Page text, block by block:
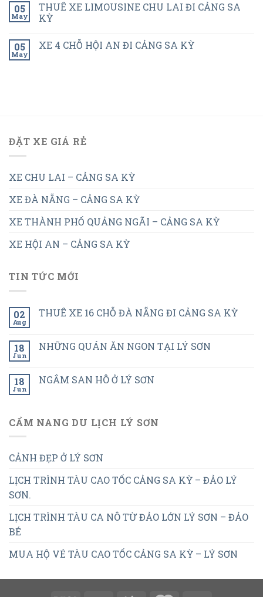
05
May
THUÊ XE LIMOUSINE CHU LAI ĐI CẢNG SA
KỲ
05
May
XE 4 CHỖ HỘI AN ĐI CẢNG SA KỲ
ĐẶT XE GIÁ RẺ
XE CHU LAI – CẢNG SA KỲ
XE ĐÀ NẴNG – CẢNG SA KỲ
XE THÀNH PHỐ QUẢNG NGÃI – CẢNG SA KỲ
XE HỘI AN – CẢNG SA KỲ
TIN TỨC MỚI
02
Aug
THUÊ XE 16 CHỖ ĐÀ NẴNG ĐI CẢNG SA KỲ
18
Jun
NHỮNG QUÁN ĂN NGON TẠI LÝ SƠN
18
Jun
NGẮM SAN HÔ Ở LÝ SƠN
CẨM NANG DU LỊCH LÝ SƠN
CẢNH ĐẸP Ở LÝ SƠN
LỊCH TRÌNH TÀU CAO TỐC CẢNG SA KỲ – ĐẢO LÝ
SƠN.
LỊCH TRÌNH TÀU CA NÔ TỪ ĐẢO LỚN LÝ SƠN – ĐẢO
BÉ
MUA HỘ VÉ TÀU CAO TỐC CẢNG SA KỲ – LÝ SƠN